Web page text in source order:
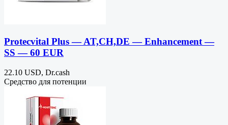
Protecvital Plus — AT,CH,DE — Enhancement —
SS — 60 EUR
22.10 USD, Dr.cash
Средство для потенции